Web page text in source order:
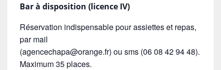
Bar à disposition (licence IV)
Réservation indispensable pour assiettes et repas,
par mail
(agencechapa@orange.fr) ou sms (06 08 42 94 48).
Maximum 35 places.